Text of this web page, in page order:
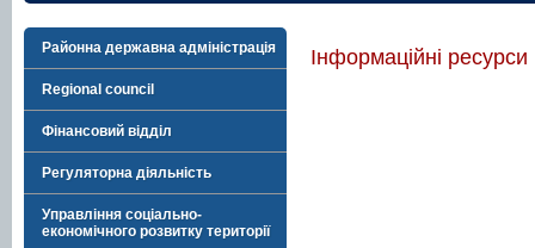
Районна державна адміністрація
Regional council
Фінансовий відділ
Регуляторна діяльність
Управління соціально-
економічного розвитку території
Інформаційні ресурси